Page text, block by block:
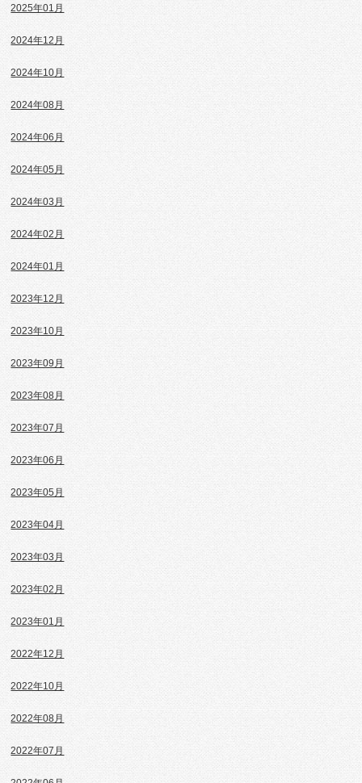
2025年01月
2024年12月
2024年10月
2024年08月
2024年06月
2024年05月
2024年03月
2024年02月
2024年01月
2023年12月
2023年10月
2023年09月
2023年08月
2023年07月
2023年06月
2023年05月
2023年04月
2023年03月
2023年02月
2023年01月
2022年12月
2022年10月
2022年08月
2022年07月